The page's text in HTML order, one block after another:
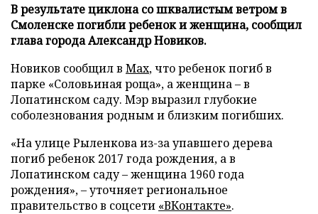
В результате циклона со шквалистым ветром в
Смоленске погибли ребенок и женщина, сообщил
глава города Александр Новиков.
Новиков сообщил в Мах, что ребенок погиб в
парке «Соловьиная роща», а женщина – в
Лопатинском саду. Мэр выразил глубокие
соболезнования родным и близким погибших.
«На улице Рыленкова из-за упавшего дерева
погиб ребенок 2017 года рождения, а в
Лопатинском саду – женщина 1960 года
рождения», – уточняет региональное
правительство в соцсети «ВКонтакте».